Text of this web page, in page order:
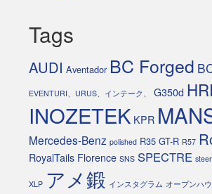
Tags
AUDI Aventador BC Forged
EVENTURI、URUS、インテーク、 G350d
INOZETEK KPR
Mercedes-Benz polished R35 GT-R R57
RoyalTails Florence SNS SPECTRE
XLP アメ鍛 インスタグラム オープンハ